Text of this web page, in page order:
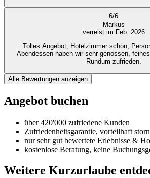
6/6
Markus
verreist im Feb. 2026
Tolles Angebot, Hotelzimmer schön,
Abendessen haben wir sehr genossen,
Rundum zufrieden.
Alle Bewertungen anzeigen
Angebot buchen
über 420'000 zufriedene Kunden
Zufriedenheitsgarantie, vorteilhaft
nur sehr gut bewertete Erlebnisse &
kostenlose Beratung, keine
Weitere Kurzurlaube